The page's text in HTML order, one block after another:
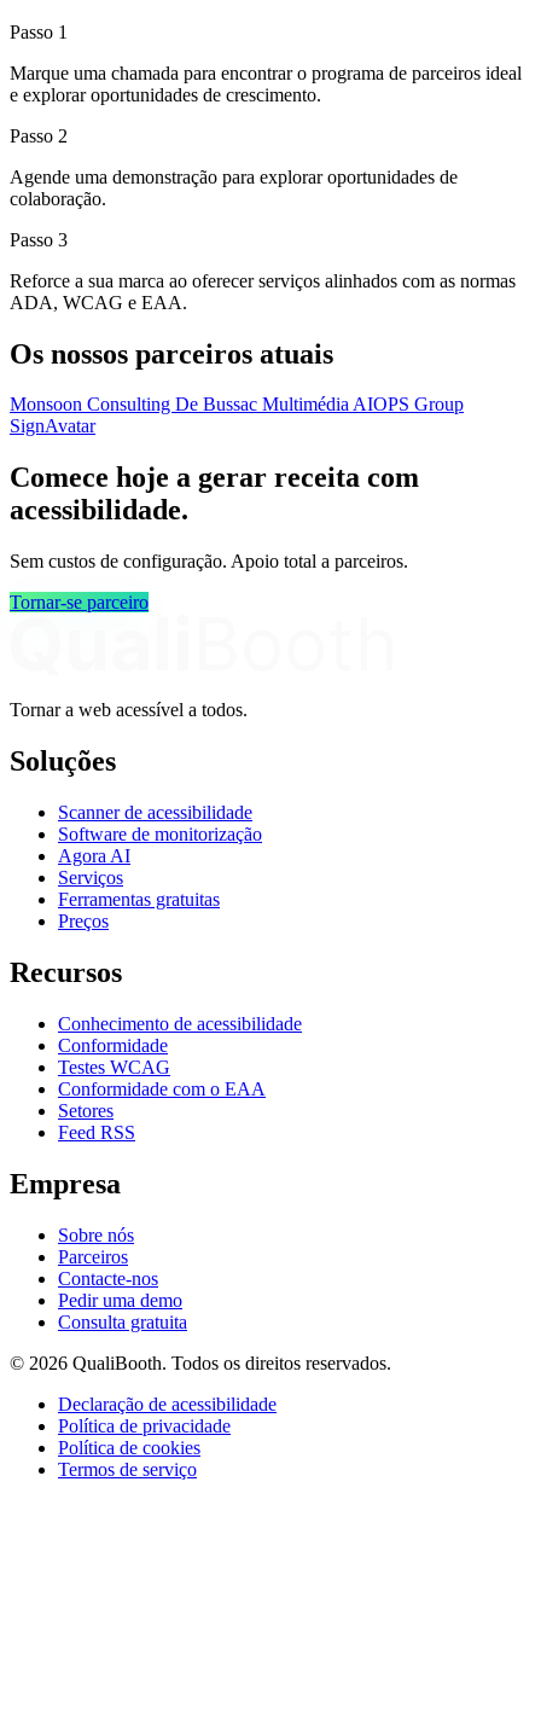
Passo 1
Marque uma chamada para encontrar o programa de parceiros ideal
e explorar oportunidades de crescimento.
Passo 2
Agende uma demonstração para explorar oportunidades de
colaboração.
Passo 3
Reforce a sua marca ao oferecer serviços alinhados com as normas
ADA, WCAG e EAA.
Os nossos parceiros atuais
Monsoon Consulting De Bussac MultimédiaAIOPS Group
SignAvatar
Comece hoje a gerar receita com
acessibilidade.
Sem custos de configuração. Apoio total a parceiros.
Tornar-se parceiro
Tornar a web acessível a todos.
Soluções
Scanner de acessibilidade
Software de monitorização
Agora AI
Serviços
Ferramentas gratuitas
Preços
Recursos
Conhecimento de acessibilidade
Conformidade
Testes WCAG
Conformidade com o EAA
Setores
Feed RSS
Empresa
Sobre nós
Parceiros
Contacte-nos
Pedir uma demo
Consulta gratuita
© 2026 QualiBooth. Todos os direitos reservados.
Declaração de acessibilidade
Política de privacidade
Política de cookies
Termos de serviço